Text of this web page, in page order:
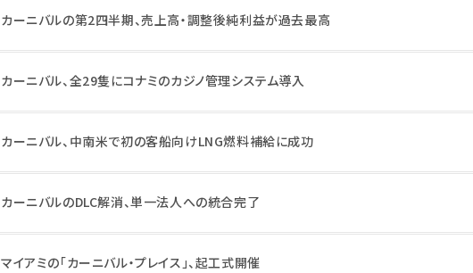
カーニバルの第2四半期、売上高・調整後純利益が過去最高
カーニバル、全29隻にコナミのカジノ管理システム導入
カーニバル、中南米で初の客船向けLNG燃料補給に成功
カーニバルのDLC解消、単一法人への統合完了
マイアミの「カーニバル・プレイス」、起工式開催